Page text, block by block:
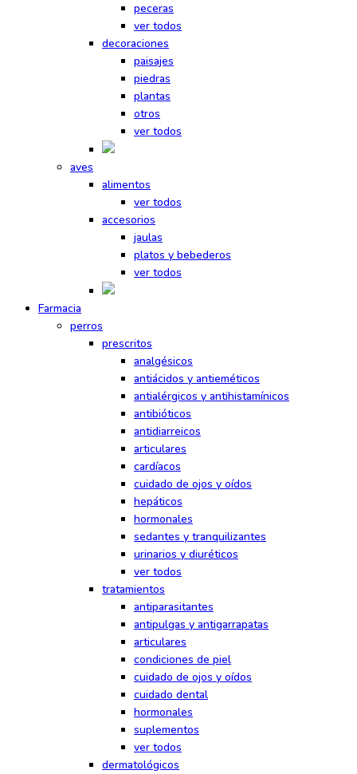
peceras
ver todos
decoraciones
paisajes
piedras
plantas
otros
ver todos
aves
alimentos
ver todos
accesorios
jaulas
platos y bebederos
ver todos
Farmacia
perros
prescritos
analgésicos
antiácidos y antieméticos
antialérgicos y antihistamínicos
antibióticos
antidiarreicos
articulares
cardíacos
cuidado de ojos y oídos
hepáticos
hormonales
sedantes y tranquilizantes
urinarios y diuréticos
ver todos
tratamientos
antiparasitantes
antipulgas y antigarrapatas
articulares
condiciones de piel
cuidado de ojos y oídos
cuidado dental
hormonales
suplementos
ver todos
dermatológicos